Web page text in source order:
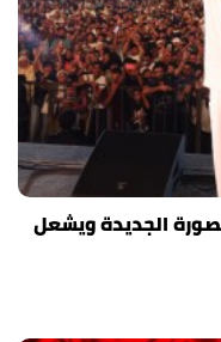
الجديدة ويشعل